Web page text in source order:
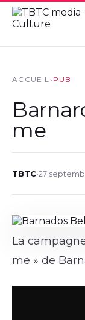
ACCUEIL› PUB
me
TBTC•27
La
me » de